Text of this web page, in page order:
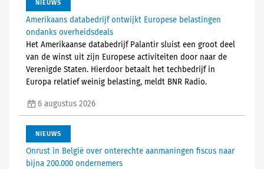
NIEUWS
Amerikaans databedrijf ontwijkt Europese belastingen
ondanks overheidsdeals
Het Amerikaanse databedrijf Palantir sluist een groot deel
van de winst uit zijn Europese activiteiten door naar de
Verenigde Staten. Hierdoor betaalt het techbedrijf in
Europa relatief weinig belasting, meldt BNR Radio.
6 augustus 2026
NIEUWS
Onrust in België over onterechte aanmaningen fiscus naar
bijna 200.000 ondernemers